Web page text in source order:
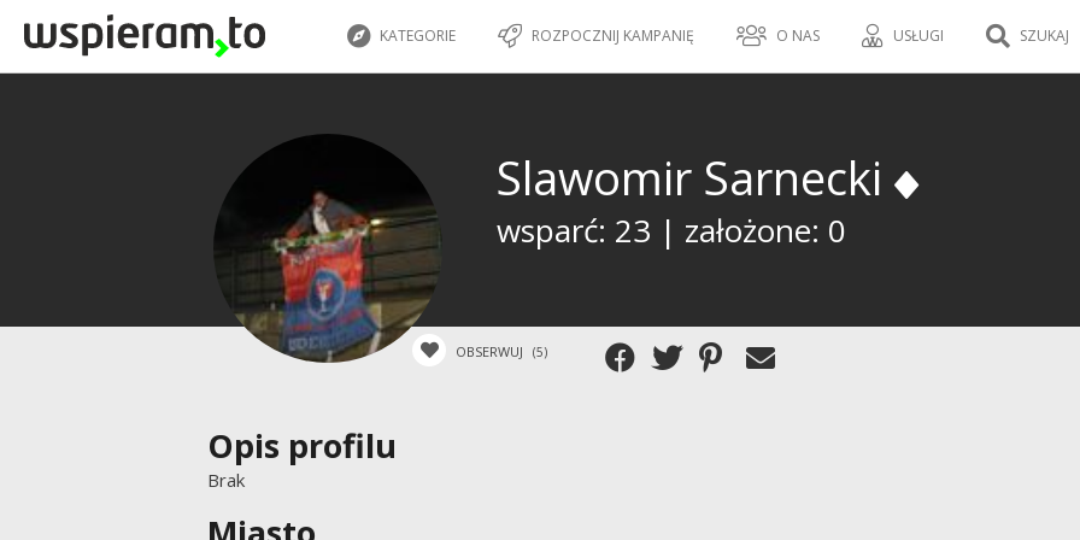
KATEGORIE ROZPOCZNIJ KAMPANIĘ O NAS USŁUGI SZUKAJ
Slawomir Sarnecki
wsparć: 23 | założone: 0
OBSERWUJ (5)
Opis profilu
Brak